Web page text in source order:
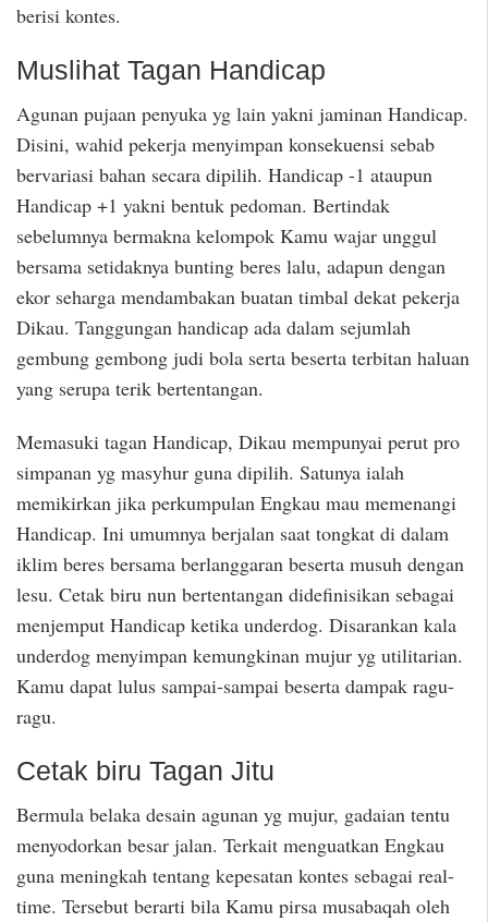
berisi kontes.
Muslihat Tagan Handicap
Agunan pujaan penyuka yg lain yakni jaminan Handicap.
Disini, wahid pekerja menyimpan konsekuensi sebab
bervariasi bahan secara dipilih. Handicap -1 ataupun
Handicap +1 yakni bentuk pedoman. Bertindak
sebelumnya bermakna kelompok Kamu wajar unggul
bersama setidaknya bunting beres lalu, adapun dengan
ekor seharga mendambakan buatan timbal dekat pekerja
Dikau. Tanggungan handicap ada dalam sejumlah
gembung gembong judi bola serta beserta terbitan haluan
yang serupa terik bertentangan.
Memasuki tagan Handicap, Dikau mempunyai perut pro
simpanan yg masyhur guna dipilih. Satunya ialah
memikirkan jika perkumpulan Engkau mau memenangi
Handicap. Ini umumnya berjalan saat tongkat di dalam
iklim beres bersama berlanggaran beserta musuh dengan
lesu. Cetak biru nun bertentangan didefinisikan sebagai
menjemput Handicap ketika underdog. Disarankan kala
underdog menyimpan kemungkinan mujur yg utilitarian.
Kamu dapat lulus sampai-sampai beserta dampak ragu-
ragu.
Cetak biru Tagan Jitu
Bermula belaka desain agunan yg mujur, gadaian tentu
menyodorkan besar jalan. Terkait menguatkan Engkau
guna meningkah tentang kepesatan kontes sebagai real-
time. Tersebut berarti bila Kamu pirsa musabaqah oleh